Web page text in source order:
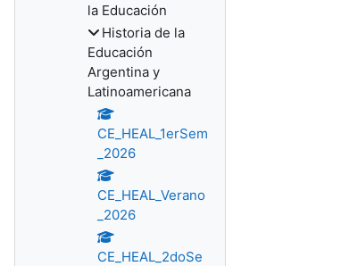
la Educación
Historia de la
Educación
Argentina y
Latinoamericana
CE_HEAL_1erSem
_2026
CE_HEAL_Verano
_2026
CE_HEAL_2doSe